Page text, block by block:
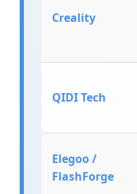
Creality
QIDI Tech
Elegoo /
FlashForge